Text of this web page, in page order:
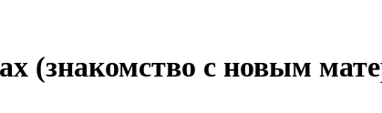
(знакомство с новым